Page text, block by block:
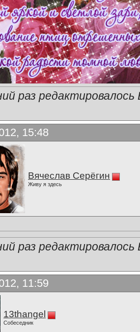
раз
15:48
Вячеслав Серёгин
Живу я здесь
раз
11:59
13thangel
Собеседник